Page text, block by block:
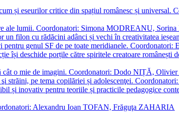
și eseurilor critice din spațiul românesc și
ale lumii. Coordonatori: Simona MODREANU,
filon cu rădăcini adânci și vechi în creativitatea
pentru genul SF de pe toate meridianele.
își deschide porțile către spiritele creatoare românești
cât o mie de imagini. Coordonatori: Dodo NIȚĂ,
străini, pe tema copilăriei și adolescenţei.
și inovativ pentru teoriile și practicile pedagogice
Alexandru Ioan TOFAN, Frăguţa ZAHARIA